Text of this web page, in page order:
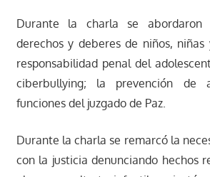
Durante la charla se abordaron
derechos y deberes de niños, niñas
responsabilidad penal del
ciberbullying; la prevención de
funciones del juzgado de Paz.
Durante la charla se remarcó la
con la justicia denunciando hechos